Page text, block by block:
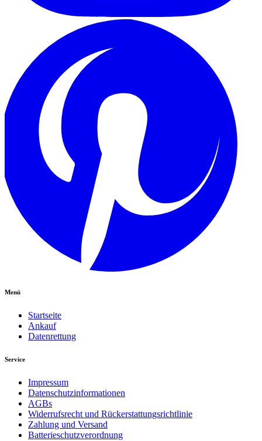
Menü
Startseite
Ankauf
Datenrettung
Service
Impressum
Datenschutzinformationen
AGBs
Widerrufsrecht und Rückerstattungsrichtlinie
Zahlung und Versand
Batterieschutzverordnung